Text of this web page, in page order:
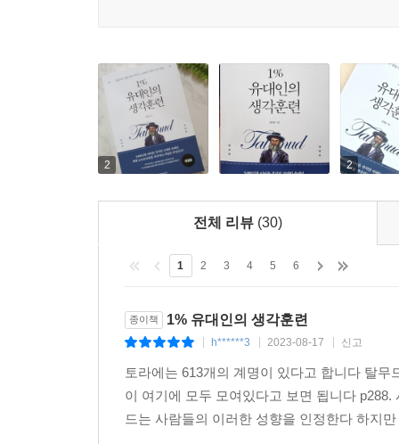
2 2
전체 리뷰 (30)
1 2 3 4 5 6
종이책 1% 유대인의 생각훈련
h******3 2023-08-17 신고
토라에는 613개의 계명이 있다고 합니다 탈
이 여기에 모두 모여있다고 보면 됩니다
드는 사람들의 이러한 성향을 인정한다 하지